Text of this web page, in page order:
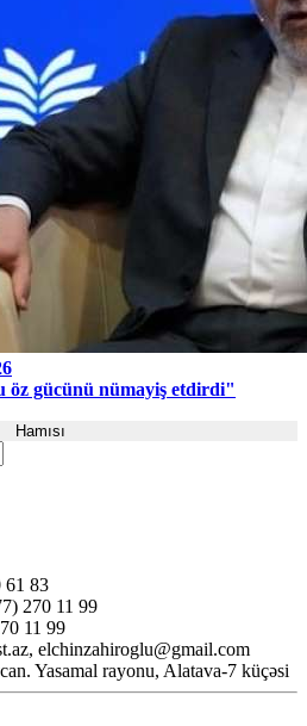
gücünü nümayiş etdirdi"
Hamısı
61 83
270 11 99
11 99
, elchinzahiroglu@gmail.com
Yasamal rayonu, Alatava-7 küçəsi